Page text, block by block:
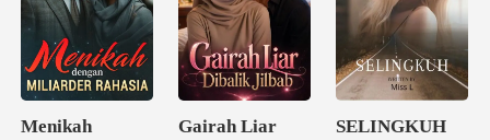
Menikah
Gairah Liar
SELINGKUH